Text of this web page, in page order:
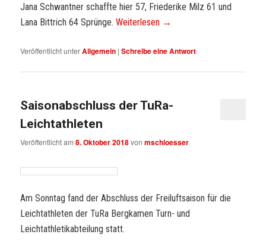
Jana Schwantner schaffte hier 57, Friederike Milz 61 und
Lana Bittrich 64 Sprünge.Weiterlesen →
Veröffentlicht unterAllgemein |Schreibe eine Antwort
Saisonabschluss der TuRa-
Leichtathleten
Veröffentlicht am8. Oktober 2018vonmschloesser
Am Sonntag fand der Abschluss der Freiluftsaison für die
Leichtathleten der TuRa Bergkamen Turn- und
Leichtathletikabteilung statt.